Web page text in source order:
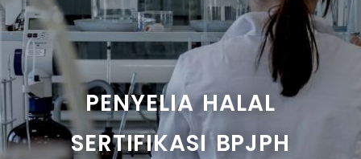
PENYELIA HALAL
SERTIFIKASI BPJPH